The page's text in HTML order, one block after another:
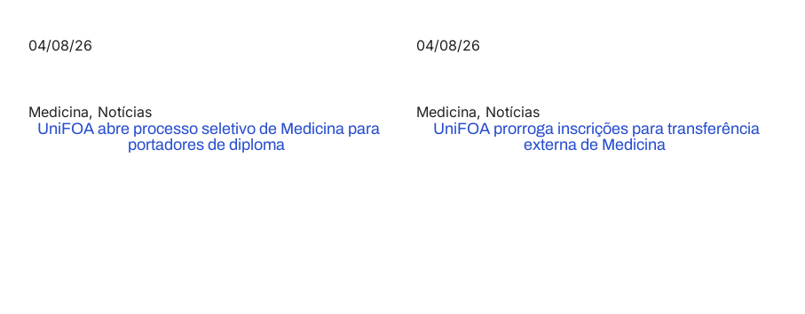
04/08/26
Medicina, Notícias
UniFOA abre processo seletivo de Medicina para
portadores de diploma
04/08/26
Medicina, Notícias
UniFOA prorroga inscrições para transferência
externa de Medicina